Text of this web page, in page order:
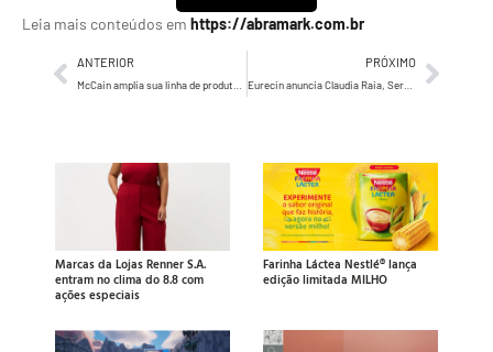
Leia mais conteúdos em https://abramark.com.br
ANTERIOR PRÓXIMO
Eurecin anuncia Claudia Raia, Sergio Malheiros e outras celebridades para seu time de embaixadores
Marcas da Lojas Renner S.A.
entram no clima do 8.8 com
ações especiais
Farinha Láctea Nestlé® lança
edição limitada MILHO